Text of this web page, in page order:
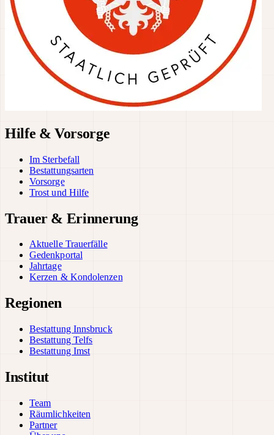
Hilfe & Vorsorge
Im Sterbefall
Bestattungsarten
Vorsorge
Trost und Hilfe
Trauer & Erinnerung
Aktuelle Trauerfälle
Gedenkportal
Jahrtage
Kerzen & Kondolenzen
Regionen
Bestattung Innsbruck
Bestattung Telfs
Bestattung Imst
Institut
Team
Räumlichkeiten
Partner